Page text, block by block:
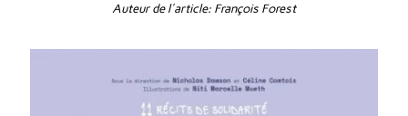
Auteur de l'article: François Forest